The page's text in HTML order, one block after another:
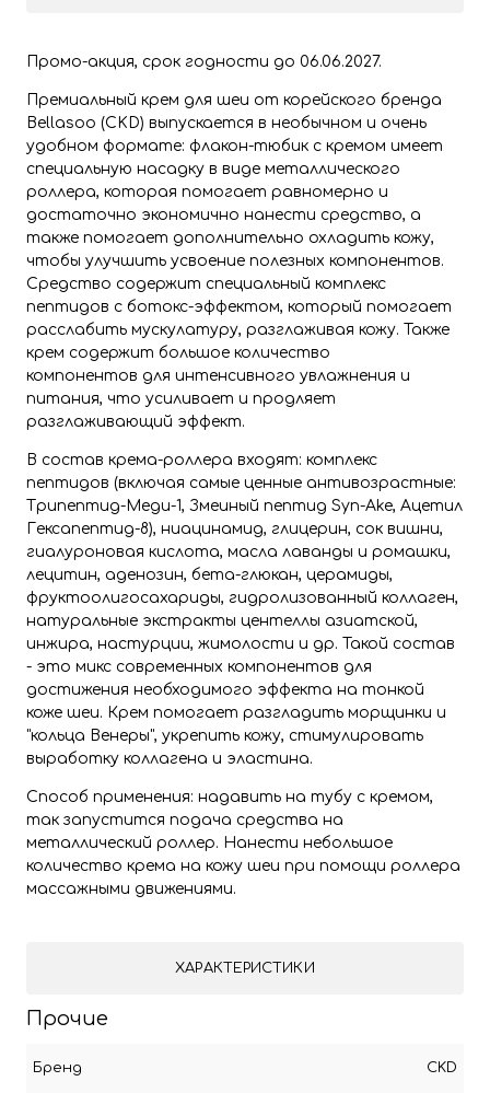
Промо-акция, срок годности до 06.06.2027.
Премиальный крем для шеи от корейского бренда
Bellasoo (CKD) выпускается в необычном и очень
удобном формате: флакон-тюбик с кремом имеет
специальную насадку в виде металлического
роллера, которая помогает равномерно и
достаточно экономично нанести средство, а
также помогает дополнительно охладить кожу,
чтобы улучшить усвоение полезных компонентов.
Средство содержит специальный комплекс
пептидов с ботокс-эффектом, который помогает
расслабить мускулатуру, разглаживая кожу. Также
крем содержит большое количество
компонентов для интенсивного увлажнения и
питания, что усиливает и продляет
разглаживающий эффект.
В состав крема-роллера входят: комплекс
пептидов (включая самые ценные антивозрастные:
Трипептид-Меди-1, Змеиный пептид Syn-Ake, Ацетил
Гексапептид-8), ниацинамид, глицерин, сок вишни,
гиалуроновая кислота, масла лаванды и ромашки,
лецитин, аденозин, бета-глюкан, церамиды,
фруктоолигосахариды, гидролизованный коллаген,
натуральные экстракты центеллы азиатской,
инжира, настурции, жимолости и др. Такой состав
- это микс современных компонентов для
достижения необходимого эффекта на тонкой
коже шеи. Крем помогает разгладить морщинки и
"кольца Венеры", укрепить кожу, стимулировать
выработку коллагена и эластина.
Способ применения: надавить на тубу с кремом,
так запустится подача средства на
металлический роллер. Нанести небольшое
количество крема на кожу шеи при помощи роллера
массажными движениями.
ХАРАКТЕРИСТИКИ
Прочие
Бренд CKD